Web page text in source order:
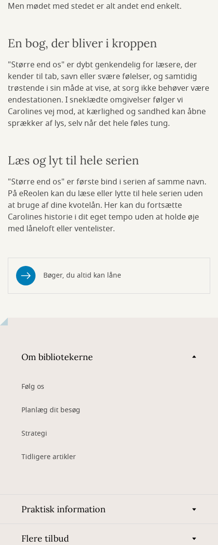
Men mødet med stedet er alt andet end enkelt.
En bog, der bliver i kroppen
"Større end os" er dybt genkendelig for læsere, der
kender til tab, savn eller svære følelser, og samtidig
trøstende i sin måde at vise, at sorg ikke behøver være
endestationen. I sneklædte omgivelser følger vi
Carolines vej mod, at kærlighed og sandhed kan åbne
sprækker af lys, selv når det hele føles tung.
Læs og lyt til hele serien
"Større end os" er første bind i serien af samme navn.
På eReolen kan du læse eller lytte til hele serien uden
at bruge af dine kvotelån. Her kan du fortsætte
Carolines historie i dit eget tempo uden at holde øje
med låneloft eller ventelister.
Bøger, du altid kan låne
Om bibliotekerne
Følg os
Planlæg dit besøg
Strategi
Tidligere artikler
Praktisk information
Flere tilbud